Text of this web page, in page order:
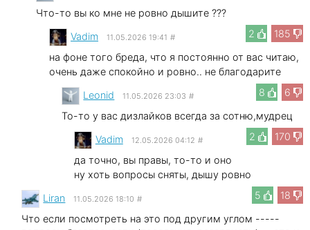
Что-то вы ко мне не ровно дышите ???
2
185
Vadim 11.05.2026 19:41 #
на фоне того бреда, что я постоянно от вас читаю,
очень даже спокойно и ровно.. не благодарите
8
6
Leonid 11.05.2026 23:03 #
То-то у вас дизлайков всегда за сотню,мудрец
2
170
Vadim 12.05.2026 04:12 #
да точно, вы правы, то-то и оно
ну хоть вопросы сняты, дышу ровно
5
18
Liran 11.05.2026 18:10 #
Что если посмотреть на это под другим углом -----